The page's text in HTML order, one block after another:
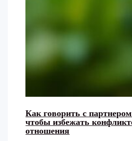
Как говорить с
чтобы избежать
отношения